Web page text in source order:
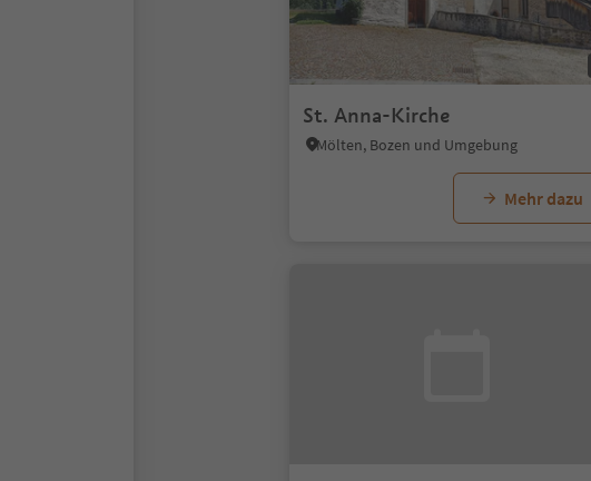
St. Anna-Kirche
Mölten, Bozen und Umgebung
Mehr dazu